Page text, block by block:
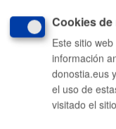
Comunícate con el
010
(gratuito desde
Cookies
Este sitio
información
donostia.eus
el uso de
visitado el